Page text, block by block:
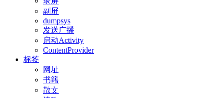
副屏
dumpsys
发送广播
启动Activity
ContentProvider
标签
网址
书籍
散文